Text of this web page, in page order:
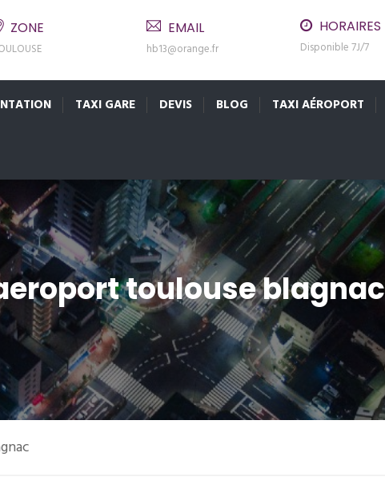
ZONE EMAIL
hb13@orange.fr
HORAIRES
Disponible 7J/7
TAXI GARE DEVIS BLOG TAXI AÉROPORT
toulouse blagnac